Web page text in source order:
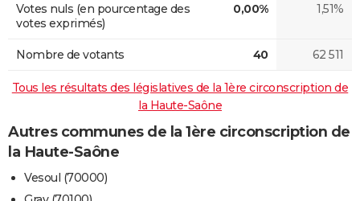
Votes nuls (en pourcentage des
votes exprimés)
0,00% 1,51%
Nombre de votants 40 62 511
Tous les résultats des législatives de la 1ère circonscription de
la Haute-Saône
Autres communes de la 1ère circonscription de
la Haute-Saône
Vesoul (70000)